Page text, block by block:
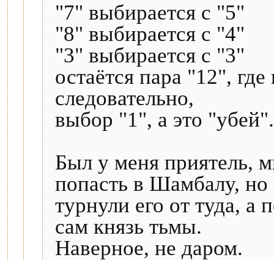
"7" выбирается с "5"
"8" выбирается с "4"
"3" выбирается с "3"
остаётся пара "12",
следовательно,
выбор "1", а это "убей".
Был у меня приятель,
попасть в Шамбалу, но
турнули его от туда, а
сам князь тьмы.
Наверное, не даром.